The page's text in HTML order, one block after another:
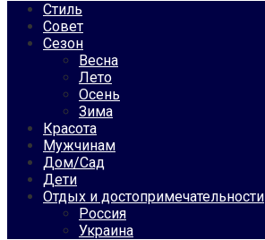
Стиль
Совет
Сезон
Весна
Лето
Осень
Зима
Красота
Мужчинам
Дом/Сад
Дети
Отдых и достопримечательности
Россия
Украина